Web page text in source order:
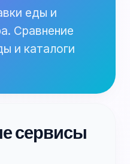
еды и
Сравнение
и каталоги
сервисы